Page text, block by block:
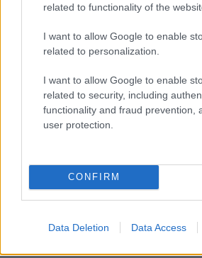
related to functionality of the
I want to allow Google to enable
related to personalization.
I want to allow Google to enable
related to security, including
functionality and fraud prevention,
user protection.
CONFIRM
Data Deletion Data Access